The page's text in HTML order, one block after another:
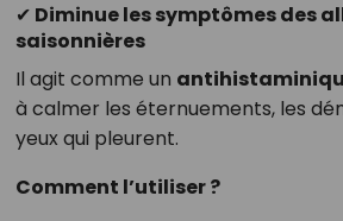
✔ Diminue les symptômes des
saisonnières
Il agit comme un
à calmer les éternuements, les
yeux qui pleurent.
Comment l’utiliser ?